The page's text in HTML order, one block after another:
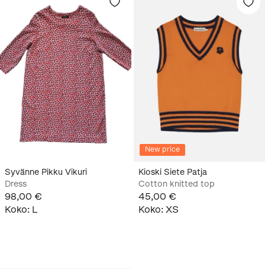
Syvänne Pikku Vikuri
Dress
98,00 €
Koko: L
New price
Kioski Siete Patja
Cotton knitted top
45,00 €
Koko: XS